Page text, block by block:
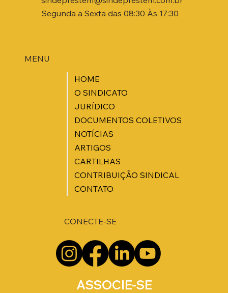
MENU
HOME
O SINDICATO
JURÍDICO
DOCUMENTOS COLETIVOS
NOTÍCIAS
ARTIGOS
CARTILHAS
CONTRIBUIÇÃO SINDICAL
CONTATO
Segunda a Sexta das 08:30 Às 17:30
ASSOCIE-SE
CONECTE-SE